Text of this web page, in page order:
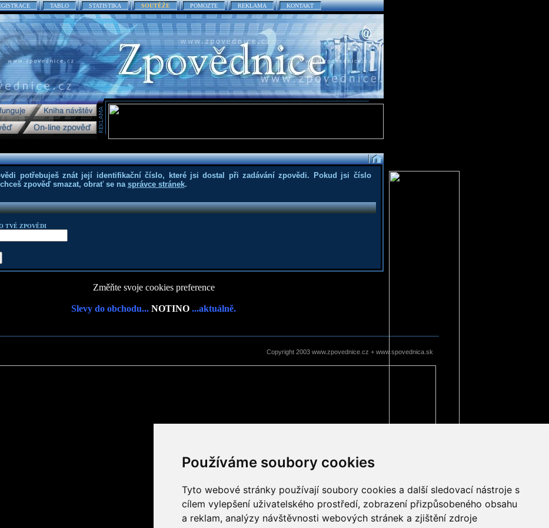
Používáme soubory cookies
Tyto webové stránky používají soubory cookies a další sledovací nástroje s
cílem vylepšení uživatelského prostředí, zobrazení přizpůsobeného obsahu
a reklam, analýzy návštěvnosti webových stránek a zjištění zdroje
TABLO STATISTIKA SOUTĚŽE POMOZTE REKLAMA KONTAKT
potřebuješ znát její identifikační číslo, které jsi dostal při zadávání zpovědi. Pokud jsi číslo
zpověď smazat, obrať se na správce stránek.
TVÉ ZPOVĚDI
Změňte svoje cookies preference
Slevy do obchodu... NOTINO ...aktuálně.
Copyright 2003 www.zpovednice.cz + www.spovednica.sk